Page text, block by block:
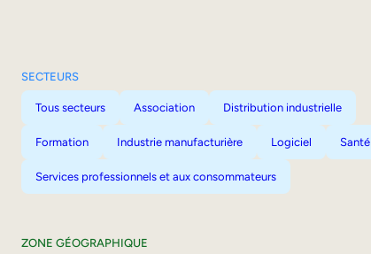
SECTEURS
Tous secteurs Association Distribution industrielle
Formation Industrie manufacturière Logiciel Santé
Services professionnels et aux consommateurs
ZONE GÉOGRAPHIQUE